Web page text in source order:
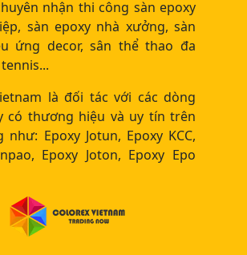
nhận thi công sàn epoxy
sàn epoxy nhà xưởng, sàn
ứng decor, sân thể thao đa
là đối tác với các dòng
có thương hiệu và uy tín trên
Epoxy Jotun, Epoxy KCC,
Epoxy Joton, Epoxy Epo